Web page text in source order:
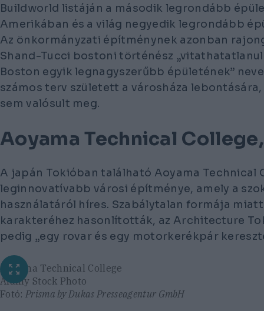
Buildworld listáján a második legrondább
Amerikában és a világ negyedik legrondább
Az önkormányzati építménynek azonban
Shand-Tucci bostoni történész „vitathatatlanul
Boston egyik legnagyszerűbb épületének”
számos terv született a városháza
sem valósult meg.
Aoyama Technical
A japán Tokióban található Aoyama Technical
leginnovatívabb városi építménye, amely a
használatáról híres. Szabálytalan formája
karakteréhez hasonlították, az Architecture
pedig „egy rovar és egy motorkerékpár
Aoyama Technical College
Alamy Stock Photo
Fotó: Prisma by Dukas Presseagentur GmbH